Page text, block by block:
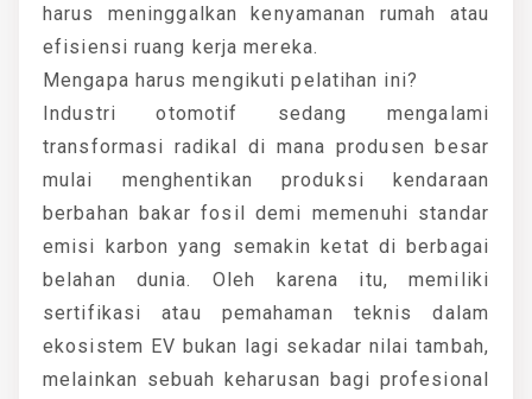
harus meninggalkan kenyamanan rumah atau
efisiensi ruang kerja mereka.
Mengapa harus mengikuti pelatihan ini?
Industri otomotif sedang mengalami
transformasi radikal di mana produsen besar
mulai menghentikan produksi kendaraan
berbahan bakar fosil demi memenuhi standar
emisi karbon yang semakin ketat di berbagai
belahan dunia. Oleh karena itu, memiliki
sertifikasi atau pemahaman teknis dalam
ekosistem EV bukan lagi sekadar nilai tambah,
melainkan sebuah keharusan bagi profesional